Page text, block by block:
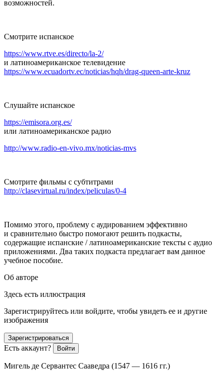
возможностей.
Смотрите испанское
https://www.rtve.es/directo/la-2/
и латиноамериканское телевидение
https://www.ecuadortv.ec/noticias/hqh/drag-queen-arte-kruz
Слушайте испанское
https://emisora.org.es/
или латиноамериканское радио
http://www.radio-en-vivo.mx/noticias-mvs
Смотрите фильмы с субтитрами
http://clasevirtual.ru/index/peliculas/0-4
Помимо этого, проблему с аудированием эффективно
и сравнительно быстро помогают решить подкасты,
содержащие испанские / латиноамериканские тексты с аудио
приложениями. Два таких подкаста предлагает вам данное
учебное пособие.
Об авторе
Здесь есть иллюстрация
Зарегистрируйтесь или войдите, чтобы увидеть ее и другие
изображения
Зарегистрироваться
Есть аккаунт? Войти
Мигель де Сервантес Сааведра (1547 — 1616 гг.)